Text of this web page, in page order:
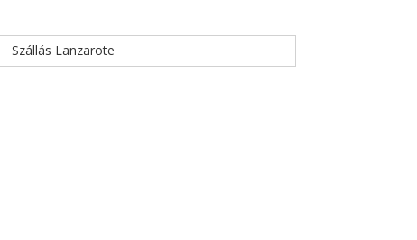
Szállás Lanzarote